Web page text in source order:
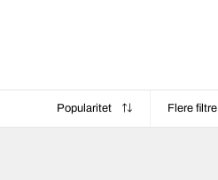
Popularitet Flere filtre